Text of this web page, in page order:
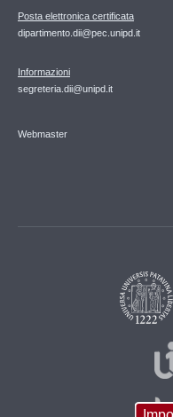
Posta elettronica certificata
dipartimento.dii@pec.unipd.it
Informazioni
segreteria.dii@unipd.it
Webmaster